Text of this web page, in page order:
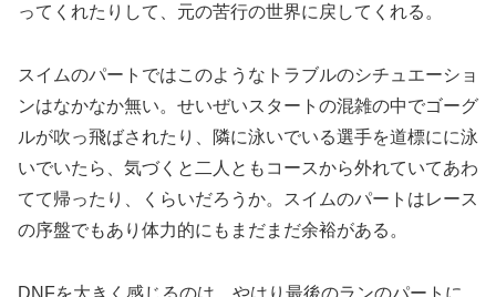
ってくれたりして、元の苦行の世界に戻してくれる。
スイムのパートではこのようなトラブルのシチュエーショ
ンはなかなか無い。せいぜいスタートの混雑の中でゴーグ
ルが吹っ飛ばされたり、隣に泳いでいる選手を道標にに泳
いでいたら、気づくと二人ともコースから外れていてあわ
てて帰ったり、くらいだろうか。スイムのパートはレース
の序盤でもあり体力的にもまだまだ余裕がある。
DNFを大きく感じるのは、やはり最後のランのパートに